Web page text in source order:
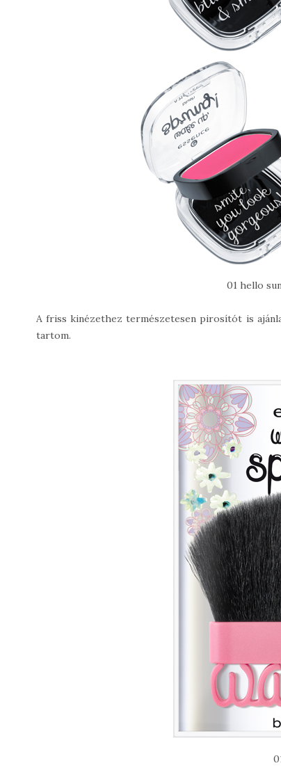
01 hello
A friss kinézethez természetesen pirosítót is
tartom.